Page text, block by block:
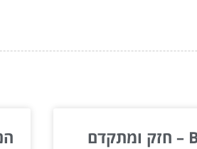
Babylon 2021 – חזק ומתקדם